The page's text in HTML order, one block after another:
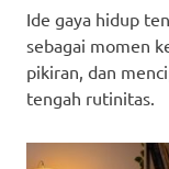
Ide gaya hidup
sebagai momen
pikiran, dan
tengah rutinitas.